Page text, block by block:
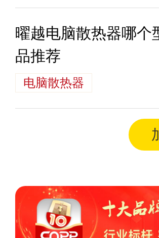
曜越电脑散热器哪
品推荐
电脑散热器